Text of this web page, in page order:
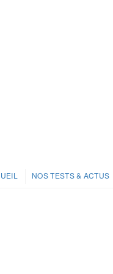
NOS TESTS & ACTUS